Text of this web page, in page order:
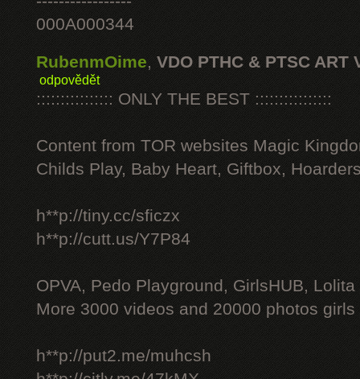
000A000344
RubenmOime, VDO PTHC & PTSC ART
odpovědět
:::::::::::::::: ONLY THE BEST ::::::::::::::::
Content from TOR websites Magic
Childs Play, Baby Heart, Giftbox,
h**p://tiny.cc/sficzx
h**p://cutt.us/Y7P84
OPVA, Pedo Playground, GirlsHUB, Lolita
More 3000 videos and 20000 photos
h**p://put2.me/muhcsh